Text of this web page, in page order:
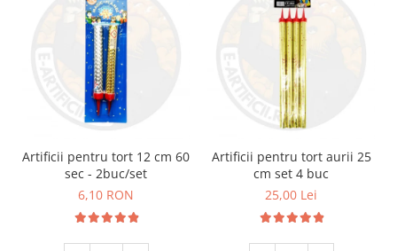
Artificii pentru tort 12 cm 60
sec - 2buc/set
6,10 RON
Artificii pentru tort aurii 25
cm set 4 buc
25,00 Lei